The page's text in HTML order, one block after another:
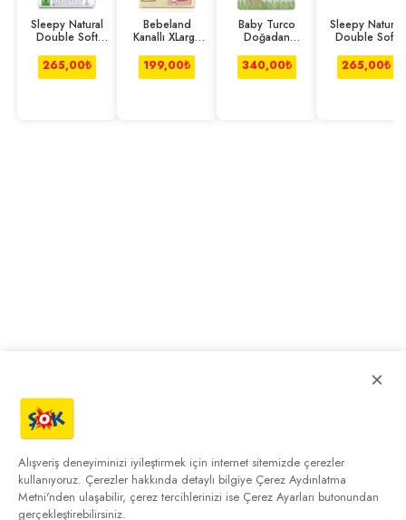
Sleepy Natural
Double Soft
32'li
265,00₺
Bebeland
Kanallı XLarge
Adet
199,00₺
Baby Turco
Doğadan
62'li
340,00₺
Sleepy Natural
Double Soft
40'lı
265,00₺
×
Alışveriş deneyiminizi iyileştirmek için internet sitemizde çerezler
kullanıyoruz. Çerezler hakkında detaylı bilgiye Çerez Aydınlatma
Metni'nden ulaşabilir, çerez tercihlerinizi ise Çerez Ayarları butonundan
gerçekleştirebilirsiniz.